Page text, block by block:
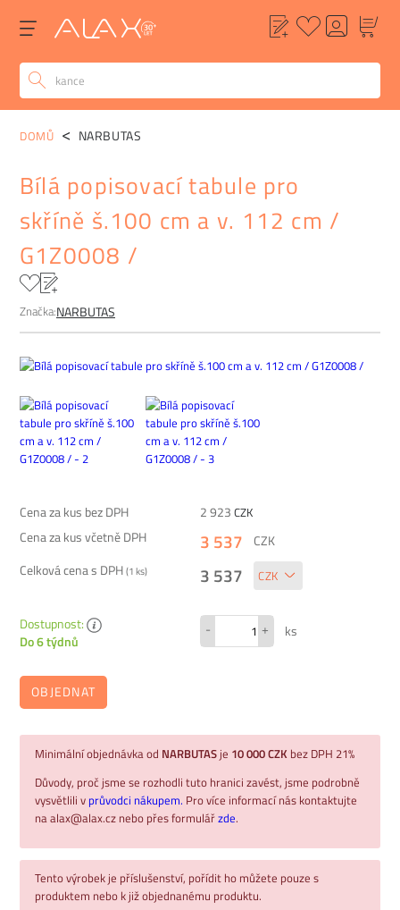
POPIS
DOMŮ NARBUTAS
Bílá popisovací tabule pro
skříně š.100 cm a v. 112 cm /
G1Z0008 /
Značka:NARBUTAS
Cena za kus bez DPH 2 923 CZK
Cena za kus včetně DPH
3 537
CZK
Celková cena s DPH(1ks) 3 537
Dostupnost:
Do 6 týdnů
- + ks
OBJEDNAT
Minimální objednávka od NARBUTAS je 10 000 CZK bez DPH 21%
Důvody, proč jsme se rozhodli tuto hranici zavést, jsme podrobně
vysvětlili v průvodci nákupem. Pro více informací nás kontaktujte
na alax@alax.cz nebo přes formulářzde.
Tento výrobek je příslušenství, pořídit ho můžete pouze s
produktem nebo k již objednanému produktu.